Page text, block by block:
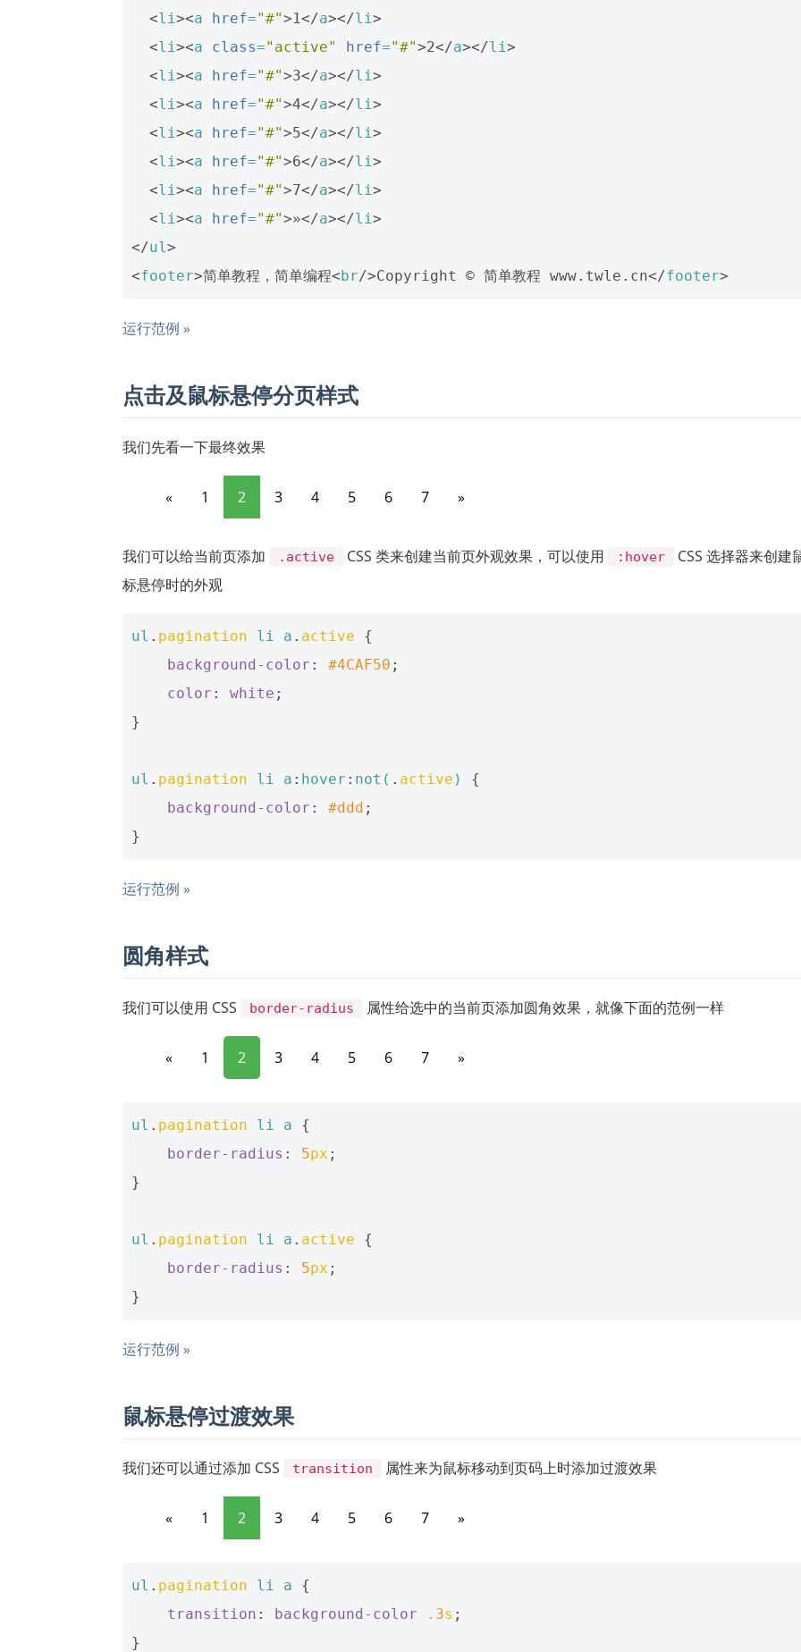
<li ><a href="#">1 </a></li >
<li ><a class="active" href="#">2</a></li >
<li ><a href="#">3</a></li >
<li ><a href="#">4</a></li >
<li ><a href="#">5</a></li >
<li ><a href="#">6</a></li >
<li ><a href="#">7</a></li >
<li ><a href="#">»</a></li >
</ul >
<footer>简单教程，简单编程<br/>Copyright © 简单教程 www.twle.cn</footer>
运行范例 »
点击及鼠标悬停分页样式
我们先看一下最终效果
« 1 2 3 4 5 6 7 »
我们可以给当前页添加 .active CSS 类来创建当前页外观效果，可以使用 :hover
CSS 选择器来创建
标悬停时的外观
ul . pagination li a . active
{
background-color : #4CAF50 ;
color : white ;
}
ul . pagination li a : hover : not ( . active )
{
background-color : #ddd ;
}
运行范例 »
圆角样式
我们可以使用 CSS border-radius 属性给选中的当前页添加圆角效果，就像下面的范例一样
« 1 2 3 4 5 6 7 »
ul . pagination li a
{
border-radius : 5px ;
}
ul . pagination li a . active
{
border-radius : 5px ;
}
运行范例 »
鼠标悬停过渡效果
我们还可以通过添加 CSS transition 属性来为鼠标移动到页码上时添加过渡效果
« 1 2 3 4 5 6 7 »
ul . pagination li a
{
transition : background-color .3s ;
}